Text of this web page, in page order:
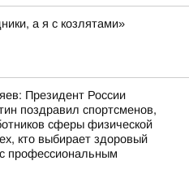
а я с козлятами»
Президент России
поздравил спортсменов,
сферы физической
кто выбирает здоровый
профессиональным